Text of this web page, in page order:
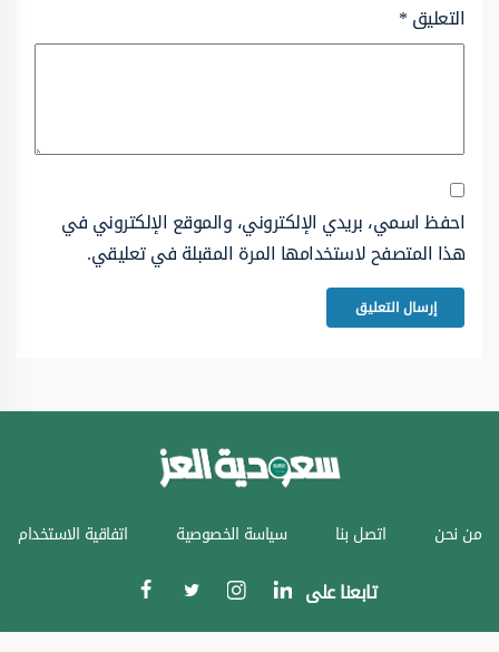
التعليق*
احفظ اسمي، بريدي الإلكتروني، والموقع الإلكتروني في
هذا المتصفح لاستخدامها المرة المقبلة في تعليقي.
من نحن اتصل بنا سياسة الخصوصية اتفاقية الاستخدام
تابعنا على